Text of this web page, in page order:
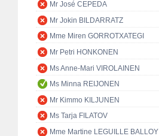
Mr José CEPEDA
Mr Jokin BILDARRATZ
Mme Miren GORROTXATEGI
Mr Petri HONKONEN
Ms Anne-Mari VIROLAINEN
Ms Minna REIJONEN
Mr Kimmo KILJUNEN
Ms Tarja FILATOV
Mme Martine LEGUILLE BALLOY